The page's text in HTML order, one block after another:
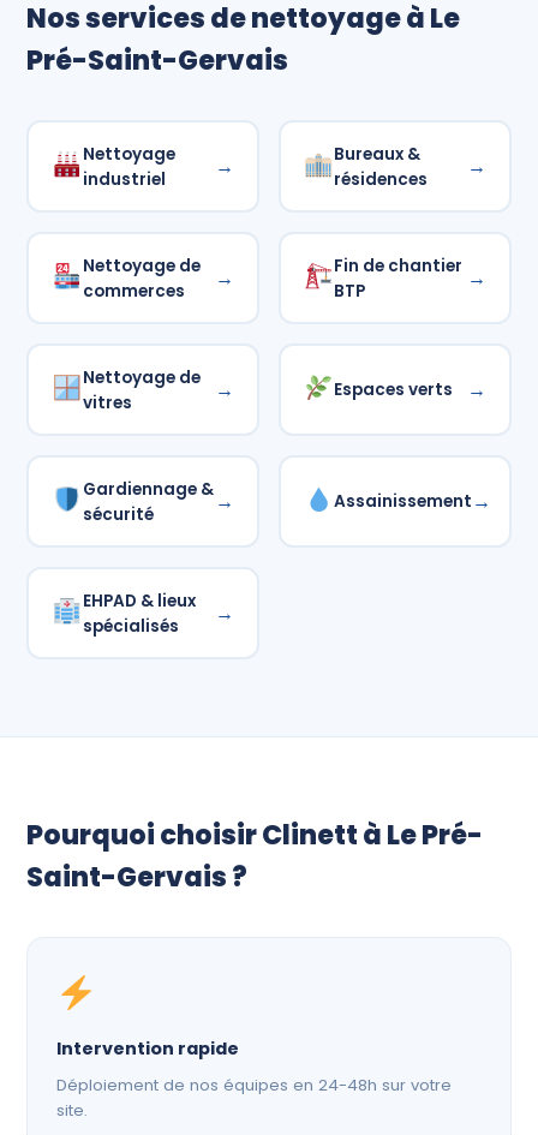
Nos services de nettoyage à Le
Pré-Saint-Gervais
Nettoyage
industriel
→
Bureaux &
résidences
→
Nettoyage de
commerces
→
Fin de chantier
BTP
→
Nettoyage de
vitres
→ Espaces verts →
Gardiennage &
sécurité
→ Assainissement →
EHPAD & lieux
spécialisés
→
Pourquoi choisir Clinett à Le Pré-
Saint-Gervais ?
Intervention rapide
Déploiement de nos équipes en 24-48h sur votre
site.